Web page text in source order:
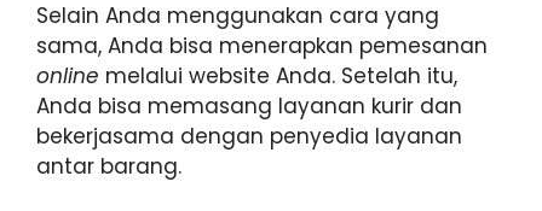
Selain Anda menggunakan cara yang
sama, Anda bisa menerapkan pemesanan
online melalui website Anda. Setelah itu,
Anda bisa memasang layanan kurir dan
bekerjasama dengan penyedia layanan
antar barang.